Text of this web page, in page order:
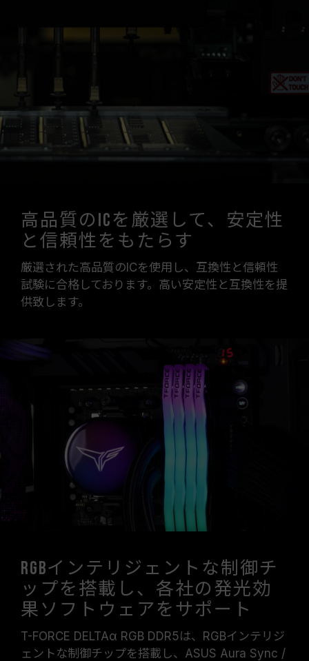
高品質のICを厳選して、安定性
と信頼性をもたらす
厳選された高品質のICを使用し、互換性と信頼性
試験に合格しております。高い安定性と互換性を提
供致します。
RGBインテリジェントな制御チ
ップを搭載し、各社の発光効
果ソフトウェアをサポート
T-FORCE DELTAα RGB DDR5は、RGBインテリジ
ェントな制御チップを搭載し、ASUS Aura Sync /